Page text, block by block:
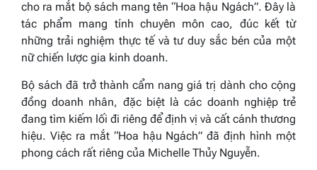
cho ra mắt bộ sách mang tên “Hoa hậu Ngách”. Đây là
tác phẩm mang tính chuyên môn cao, đúc kết từ
những trải nghiệm thực tế và tư duy sắc bén của một
nữ chiến lược gia kinh doanh.
Bộ sách đã trở thành cẩm nang giá trị dành cho cộng
đồng doanh nhân, đặc biệt là các doanh nghiệp trẻ
đang tìm kiếm lối đi riêng để định vị và cất cánh thương
hiệu. Việc ra mắt “Hoa hậu Ngách” đã định hình một
phong cách rất riêng của Michelle Thủy Nguyễn.